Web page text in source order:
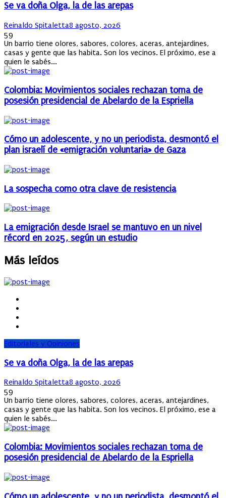
Se va doña Olga, la de las arepas
Author
Reinaldo SpitalettaPosted
8 agosto, 2026
59
Un barrio tiene olores, sabores, colores, aceras, antejardines,
casas y gente que las habita. Son los vecinos. El próximo, ese a
quien le sabés...
Colombia: Movimientos sociales rechazan toma de
posesión presidencial de Abelardo de la Espriella
Cómo un adolescente, y no un periodista, desmontó el
plan israelí de «emigración voluntaria» de Gaza
La sospecha como otra clave de resistencia
La emigración desde Israel se mantuvo en un nivel
récord en 2025, según un estudio
Más leídos
Editoriales y Opiniones
Se va doña Olga, la de las arepas
Author
Reinaldo SpitalettaPosted
8 agosto, 2026
59
Un barrio tiene olores, sabores, colores, aceras, antejardines,
casas y gente que las habita. Son los vecinos. El próximo, ese a
quien le sabés...
Colombia: Movimientos sociales rechazan toma de
posesión presidencial de Abelardo de la Espriella